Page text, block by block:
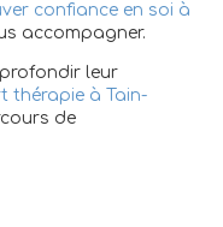
confiance en soi à
accompagner.
leur
thérapie à Tain-
de